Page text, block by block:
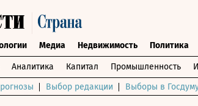
Медиа Недвижимость Политика
Аналитика Капитал Промышленность
Выбор редакции Выборы в